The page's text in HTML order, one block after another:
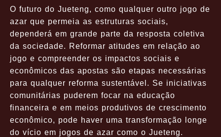
O futuro do Jueteng, como qualquer outro jogo de
azar que permeia as estruturas sociais,
dependerá em grande parte da resposta coletiva
da sociedade. Reformar atitudes em relação ao
jogo e compreender os impactos sociais e
econômicos das apostas são etapas necessárias
para qualquer reforma sustentável. Se iniciativas
comunitárias puderem focar na educação
financeira e em meios produtivos de crescimento
econômico, pode haver uma transformação longe
do vício em jogos de azar como o Jueteng.